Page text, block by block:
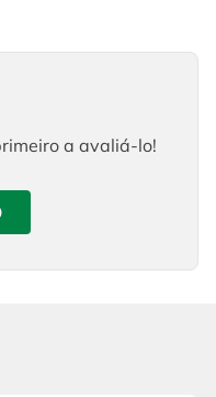
a avaliá-lo!